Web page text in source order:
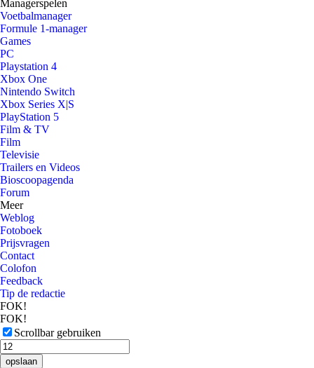
Managerspelen
Voetbalmanager
Formule 1-manager
Games
PC
Playstation 4
Xbox One
Nintendo Switch
Xbox Series X|S
PlayStation 5
Film & TV
Film
Televisie
Trailers en Videos
Bioscoopagenda
Forum
Meer
Weblog
Fotoboek
Prijsvragen
Contact
Colofon
Feedback
Tip de redactie
FOK!
FOK!
Scrollbar gebruiken
opslaan